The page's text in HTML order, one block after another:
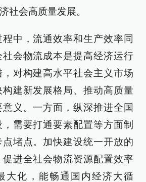
社会高质量发展。
中，流通效率和生产效率同
会物流成本是提高经济运行
对构建高水平社会主义市场
建新发展格局、推动高质量
义。一方面，纵深推进全国
需要打通要素配置等方面制
堵点。加快建设统一开放的
进全社会物流资源配置效率
大化，能畅通国内经济大循